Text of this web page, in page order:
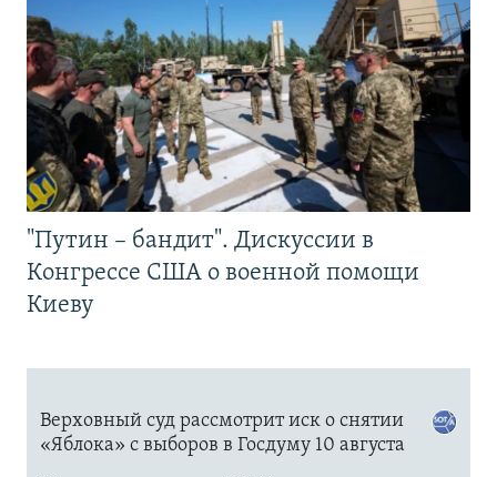
"Путин – бандит". Дискуссии в
Конгрессе США о военной помощи
Киеву